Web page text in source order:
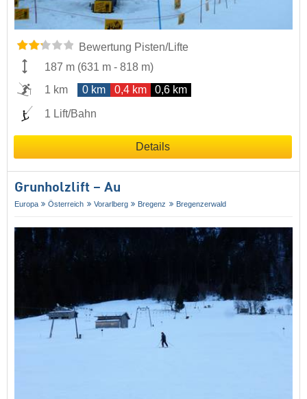
Bewertung Pisten/Lifte
187 m (631 m - 818 m)
1 km
0 km 0,4 km 0,6 km
1 Lift/Bahn
Details
Grunholzlift – Au
Europa Österreich Vorarlberg Bregenz Bregenzerwald